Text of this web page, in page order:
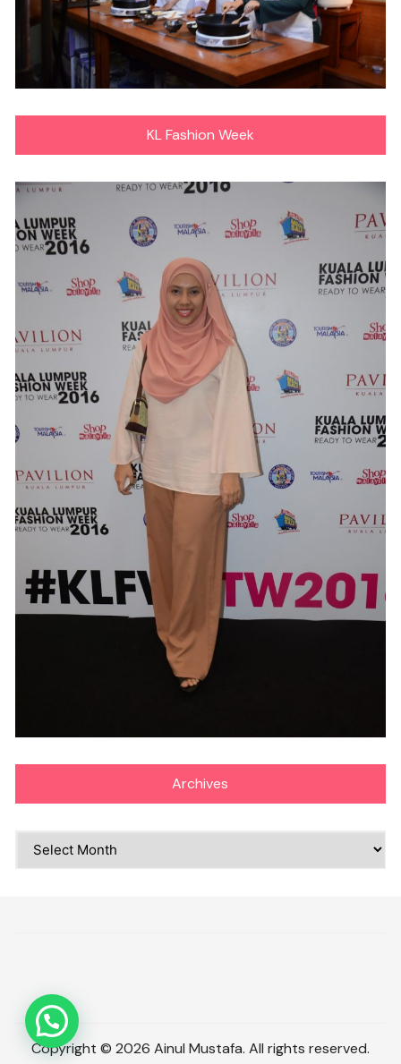
KL Fashion Week
Archives
Copyright © 2026 Ainul Mustafa. All rights reserved.